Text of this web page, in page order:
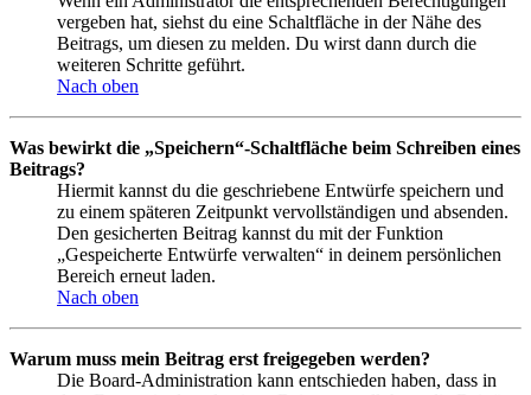
vergeben hat, siehst du eine Schaltfläche in der Nähe des
Beitrags, um diesen zu melden. Du wirst dann durch die
weiteren Schritte geführt.
Nach oben
Was bewirkt die „Speichern“-Schaltfläche beim Schreiben eines
Beitrags?
Hiermit kannst du die geschriebene Entwürfe speichern und
zu einem späteren Zeitpunkt vervollständigen und absenden.
Den gesicherten Beitrag kannst du mit der Funktion
„Gespeicherte Entwürfe verwalten“ in deinem persönlichen
Bereich erneut laden.
Nach oben
Warum muss mein Beitrag erst freigegeben werden?
Die Board-Administration kann entschieden haben, dass in